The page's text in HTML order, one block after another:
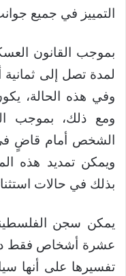
التمييز في جميع
بموجب القانون
لمدة تصل إلى
وفي هذه الحالة،
ومع ذلك، بموجب
بذلك في حالات
يمكن سجن
عشرة أشخاص فقط
تفسيرها على أنها